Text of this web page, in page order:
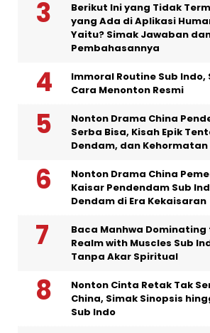
Berikut Ini yang Tidak
yang Ada di Aplikasi
Yaitu? Simak Jawaban
Pembahasannya
Immoral Routine Sub Indo,
Cara Menonton Resmi
Nonton Drama China
Serba Bisa, Kisah Epik
Dendam, dan Kehormatan
Nonton Drama China
Kaisar Pendendam Sub
Dendam di Era Kekaisaran
Baca Manhwa
Realm with Muscles Sub
Tanpa Akar Spiritual
Nonton Cinta Retak Tak
China, Simak Sinopsis
Sub Indo